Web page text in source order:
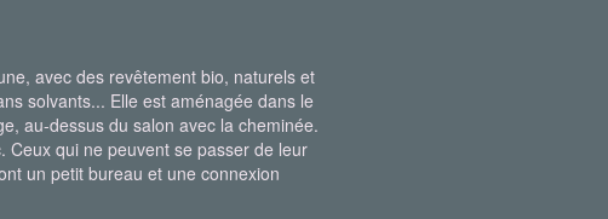
avec des revêtement bio, naturels et
solvants... Elle est aménagée dans le
au-dessus du salon avec la cheminée.
Ceux qui ne peuvent se passer de leur
un petit bureau et une connexion